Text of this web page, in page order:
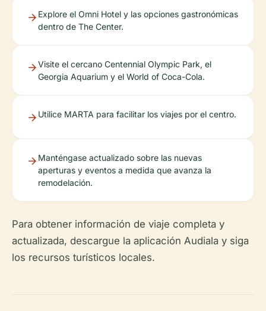
Explore el Omni Hotel y las opciones gastronómicas
dentro de The Center.
Visite el cercano Centennial Olympic Park, el
Georgia Aquarium y el World of Coca-Cola.
Utilice MARTA para facilitar los viajes por el centro.
Manténgase actualizado sobre las nuevas
aperturas y eventos a medida que avanza la
remodelación.
Para obtener información de viaje completa y
actualizada, descargue la aplicación Audiala y siga
los recursos turísticos locales.